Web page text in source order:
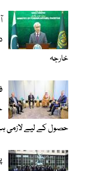
خارجہ
حصول کے لیے لازمی ہے، آر-4 گروپ